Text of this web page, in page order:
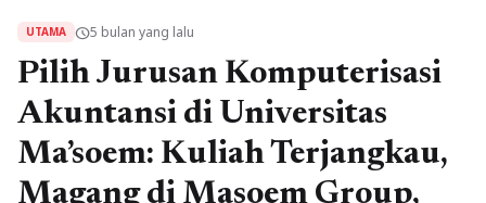
UTAMA schedule5 bulan yang lalu
Pilih Jurusan Komputerisasi
Akuntansi di Universitas
Ma’soem: Kuliah Terjangkau,
Magang di Masoem Group,